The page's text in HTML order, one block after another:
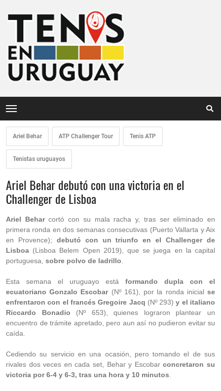
Ariel Behar ATP Challenger Tour Tenis ATP
Tenistas uruguayos
Ariel Behar debutó con una victoria en el
Challenger de Lisboa
Ariel Beharcortó con su mala racha y, tras ser eliminado en
primera ronda en dos semanas consecutivas (Puerto Vallarta y Aix
en Provence); debutó con un triunfo en el Challenger de
Lisboa (Lisboa Belem Open 2019), que se juega en la capital
portuguesa, sobre polvo de ladrillo
Esta semana el uruguayo está formando dupla con el
ecuatoriano Gonzalo Escobar(Nº 161), por la ronda inicialse
enfrentaron con el francés Gregoire Jacq (Nº 293)y el italiano
Riccardo Bonadio (Nº 653), quienes lograron plantear un
encuentro de trámite apretado, pero aun así no pudieron evitar su
caída.
Cediendo su servicio en una ocasión, pero tomando el de sus
rivales dos veces en cada set, Behar y Escobarconcretaron su
victoria por 6-4 y 6-3, tras una hora y 10 minutos